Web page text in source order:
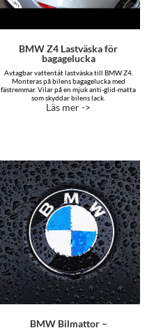
BMW Z4 Lastväska för
bagagelucka
Avtagbar vattentät lastväska till BMW Z4.
Monteras på bilens bagagelucka med
fästremmar. Vilar på en mjuk anti-glid-matta
som skyddar bilens lack.
Läs mer ->
BMW Bilmattor –